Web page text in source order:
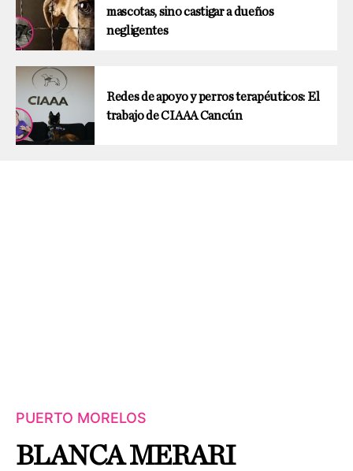
mascotas, sino castigar a dueños
negligentes
Redes de apoyo y perros terapéuticos: El
trabajo de CIAAA Cancún
PUERTO MORELOS
BLANCA MERARI